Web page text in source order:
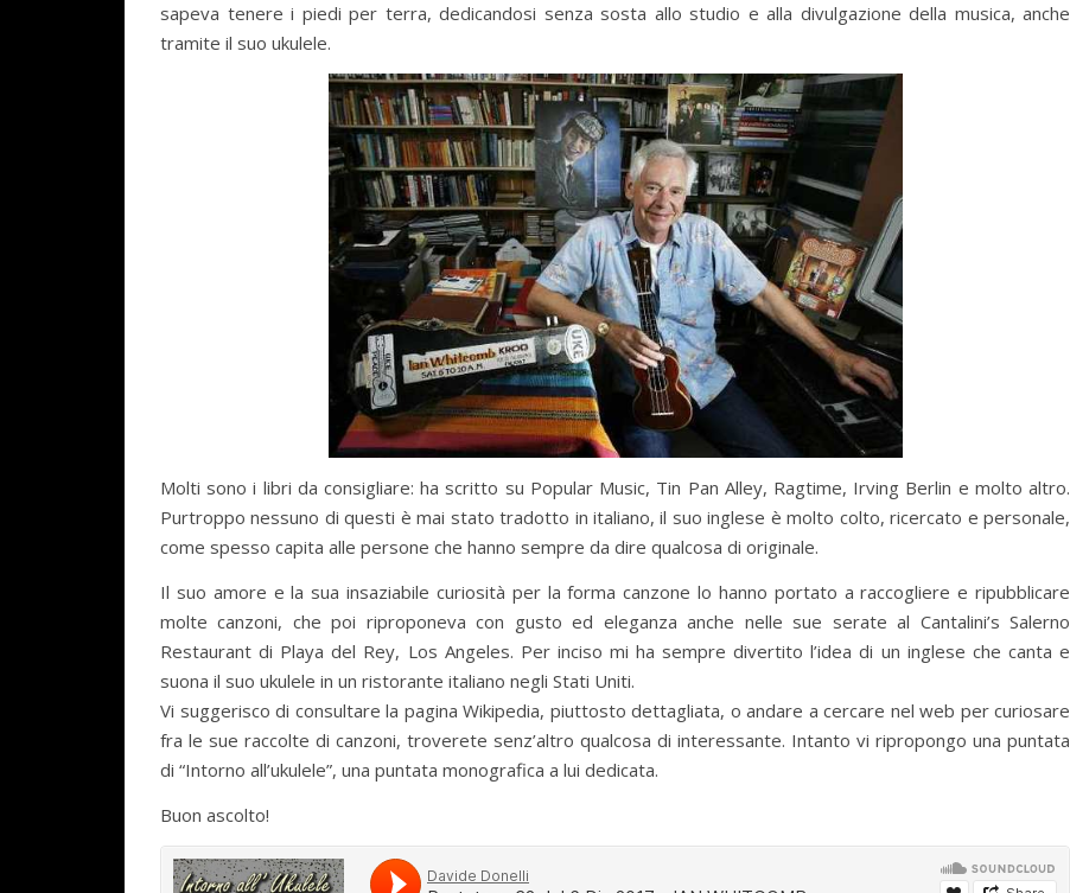
sapeva tenere i piedi per terra, dedicandosi senza sosta allo studio e alla divulgazione della musica, anche
tramite il suo ukulele.
Molti sono i libri da consigliare: ha scritto su Popular Music, Tin Pan Alley, Ragtime, Irving Berlin e molto altro.
Purtroppo nessuno di questi è mai stato tradotto in italiano, il suo inglese è molto colto, ricercato e personale,
come spesso capita alle persone che hanno sempre da dire qualcosa di originale.
Il suo amore e la sua insaziabile curiosità per la forma canzone lo hanno portato a raccogliere e ripubblicare
molte canzoni, che poi riproponeva con gusto ed eleganza anche nelle sue serate al Cantalini’s Salerno
Restaurant di Playa del Rey, Los Angeles. Per inciso mi ha sempre divertito l’idea di un inglese che canta e
suona il suo ukulele in un ristorante italiano negli Stati Uniti.
Vi suggerisco di consultare la pagina Wikipedia, piuttosto dettagliata, o andare a cercare nel web per curiosare
fra le sue raccolte di canzoni, troverete senz’altro qualcosa di interessante. Intanto vi ripropongo una puntata
di “Intorno all’ukulele”, una puntata monografica a lui dedicata.
Buon ascolto!